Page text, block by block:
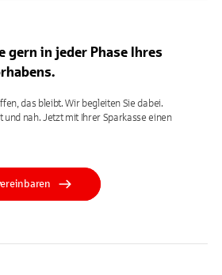
gern in jeder Phase Ihres
das bleibt. Wir begleiten Sie dabei.
und nah. Jetzt mit Ihrer Sparkasse einen